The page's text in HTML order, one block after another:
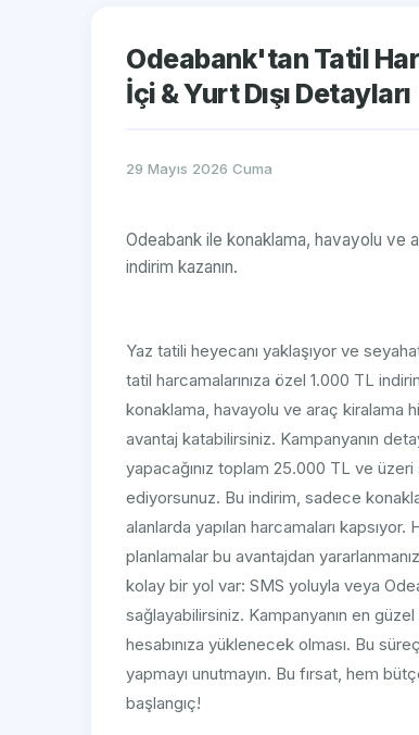
Odeabank'tan Tatil
İçi & Yurt Dışı Detayları
29 Mayıs 2026 Cuma
Odeabank ile konaklama, havayolu ve
indirim kazanın.
Yaz tatili heyecanı yaklaşıyor ve
tatil harcamalarınıza özel 1.000 TL
konaklama, havayolu ve araç kiralama
avantaj katabilirsiniz. Kampanyanın
yapacağınız toplam 25.000 TL ve
ediyorsunuz. Bu indirim, sadece
alanlarda yapılan harcamaları
planlamalar bu avantajdan
kolay bir yol var: SMS yoluyla veya
sağlayabilirsiniz. Kampanyanın en
hesabınıza yüklenecek olması. Bu
yapmayı unutmayın. Bu fırsat, hem
başlangıç!